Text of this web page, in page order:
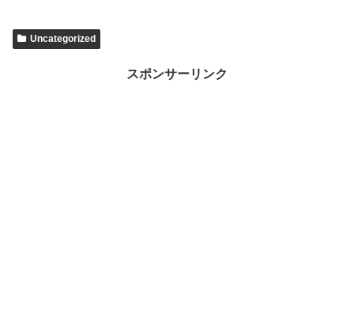
Uncategorized
スポンサーリンク